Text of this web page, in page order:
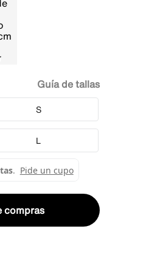
S
L
Guía de tallas
compras